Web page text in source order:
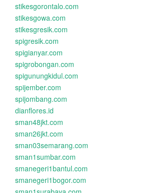
stikesgorontalo.com
stikesgowa.com
stikesgresik.com
spigresik.com
spigianyar.com
spigrobongan.com
spigunungkidul.com
spijember.com
spijombang.com
dianflores.id
sman48jkt.com
sman26jkt.com
sman03semarang.com
sman1sumbar.com
smanegeri1bantul.com
smanegeri1bogor.com